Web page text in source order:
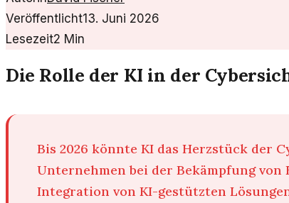
Veröffentlicht13. Juni 2026
Lesezeit2 Min
Die Rolle der KI in der
Bis 2026 könnte KI das Herzstück der
Unternehmen bei der Bekämpfung
Integration von KI-gestützten